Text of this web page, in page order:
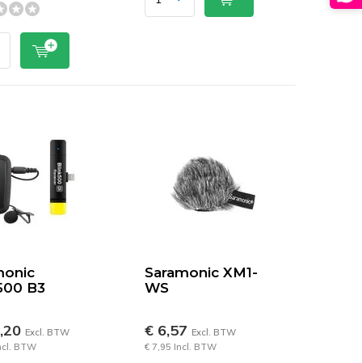
B3
Excl. BTW
BTW
Saramonic XM1-
WS
€ 6,57 Excl. BTW
€ 7,95 Incl. BTW